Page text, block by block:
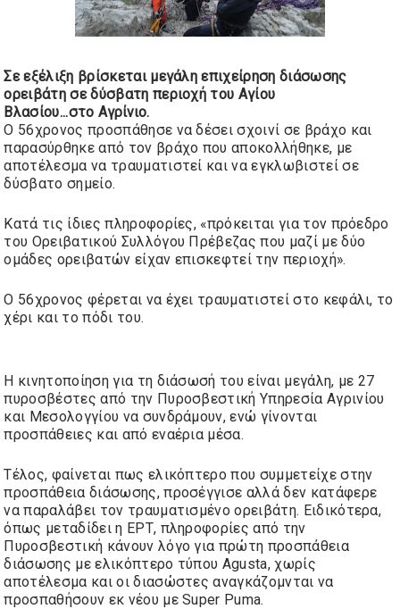
Σε εξέλιξη βρίσκεται μεγάλη επιχείρηση διάσωσης
ορειβάτη σε δύσβατη περιοχή του Αγίου
Βλασίου...στο Αγρίνιο.
Ο 56χρονος προσπάθησε να δέσει σχοινί σε βράχο και
παρασύρθηκε από τον βράχο που αποκολλήθηκε, με
αποτέλεσμα να τραυματιστεί και να εγκλωβιστεί σε
δύσβατο σημείο.
Κατά τις ίδιες πληροφορίες, «πρόκειται για τον πρόεδρο
του Ορειβατικού Συλλόγου Πρέβεζας που μαζί με δύο
ομάδες ορειβατών είχαν επισκεφτεί την περιοχή».
Ο 56χρονος φέρεται να έχει τραυματιστεί στο κεφάλι, το
χέρι και το πόδι του.
Η κινητοποίηση για τη διάσωσή του είναι μεγάλη, με 27
πυροσβέστες από την Πυροσβεστική Υπηρεσία Αγρινίου
και Μεσολογγίου να συνδράμουν, ενώ γίνονται
προσπάθειες και από εναέρια μέσα.
Τέλος, φαίνεται πως ελικόπτερο που συμμετείχε στην
προσπάθεια διάσωσης, προσέγγισε αλλά δεν κατάφερε
να παραλάβει τον τραυματισμένο ορειβάτη. Ειδικότερα,
όπως μεταδίδει η ΕΡΤ, πληροφορίες από την
Πυροσβεστική κάνουν λόγο για πρώτη προσπάθεια
διάσωσης με ελικόπτερο τύπου Agusta, χωρίς
αποτέλεσμα και οι διασώστες αναγκάζομνται να
προσπαθήσουν εκ νέου με Super Puma.